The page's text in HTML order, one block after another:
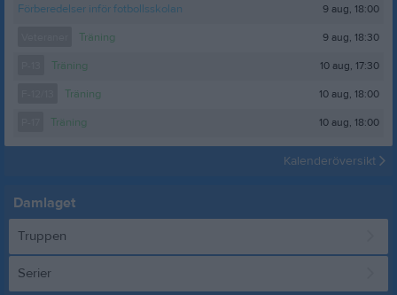
Förberedelser inför fotbollsskolan 9 aug, 18:00
Träning 9 aug, 18:30
Träning 10 aug, 17:30
Träning 10 aug, 18:00
Träning 10 aug, 18:00
Kalenderöversikt
Damlaget
Truppen
Serier